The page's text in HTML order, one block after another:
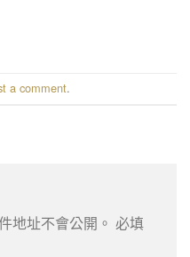
a comment.
地址不會公開。 必填